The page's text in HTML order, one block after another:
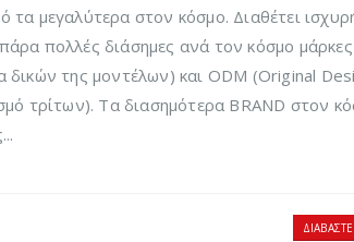
τα μεγαλύτερα στον κόσμο. Διαθέτει
πολλές διάσημες ανά τον κόσμο
της μοντέλων) και ODM (Original
τρίτων). Τα διασημότερα BRAND στον